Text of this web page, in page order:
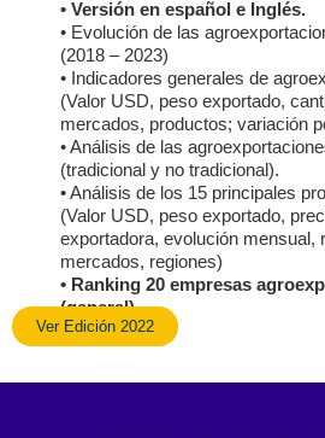
• Versión en español e Inglés.
• Evolución de las
(2018 – 2023)
• Indicadores generales de
(Valor USD, peso exportado,
mercados, productos; variación
• Análisis de las
(tradicional y no tradicional).
• Análisis de los 15 principales
(Valor USD, peso exportado,
exportadora, evolución mensual,
mercados, regiones)
• Ranking 20 empresas
(general).
Ver Edición 2022